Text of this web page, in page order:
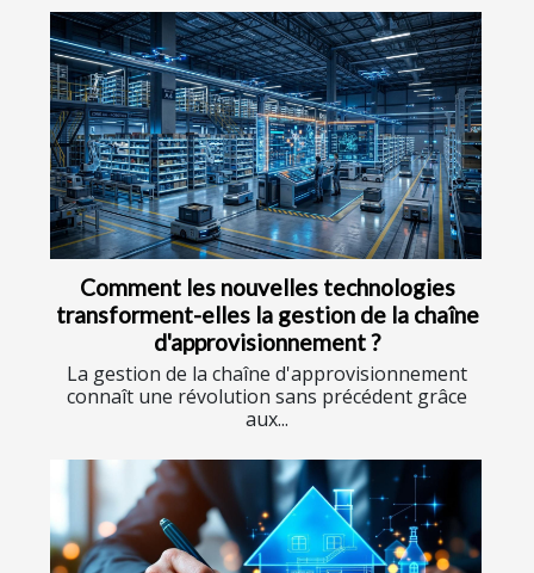
Comment les nouvelles technologies
transforment-elles la gestion de la chaîne
d'approvisionnement ?
La gestion de la chaîne d'approvisionnement
connaît une révolution sans précédent grâce
aux...